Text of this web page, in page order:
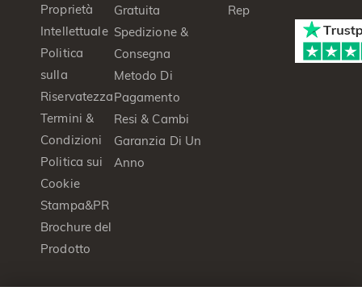
Proprietà
Intellettuale
Politica
sulla
Riservatezza
Termini &
Condizioni
Politica sui
Cookie
Stampa&PR
Brochure del
Prodotto
Gratuita
Spedizione &
Consegna
Metodo Di
Pagamento
Resi & Cambi
Garanzia Di Un
Anno
Rep